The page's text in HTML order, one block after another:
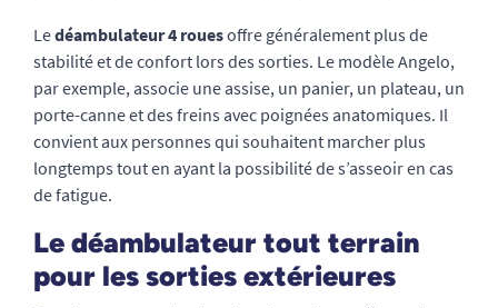
Ledéambulateur 4 rouesoffre généralement plus de
stabilité et de confort lors des sorties. Le modèle Angelo,
par exemple, associe une assise, un panier, un plateau, un
porte-canne et des freins avec poignées anatomiques. Il
convient aux personnes qui souhaitent marcher plus
longtemps tout en ayant la possibilité de s’asseoir en cas
de fatigue.
Le déambulateur tout terrain
pour les sorties extérieures